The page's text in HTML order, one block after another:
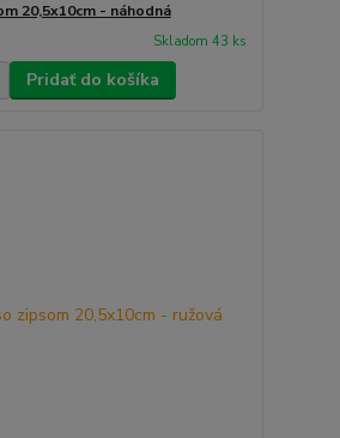
20,5x10cm - náhodná
Skladom 43 ks
Pridať do košíka